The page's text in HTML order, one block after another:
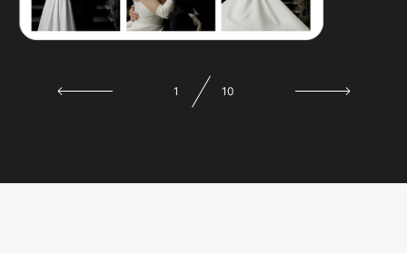
1 10